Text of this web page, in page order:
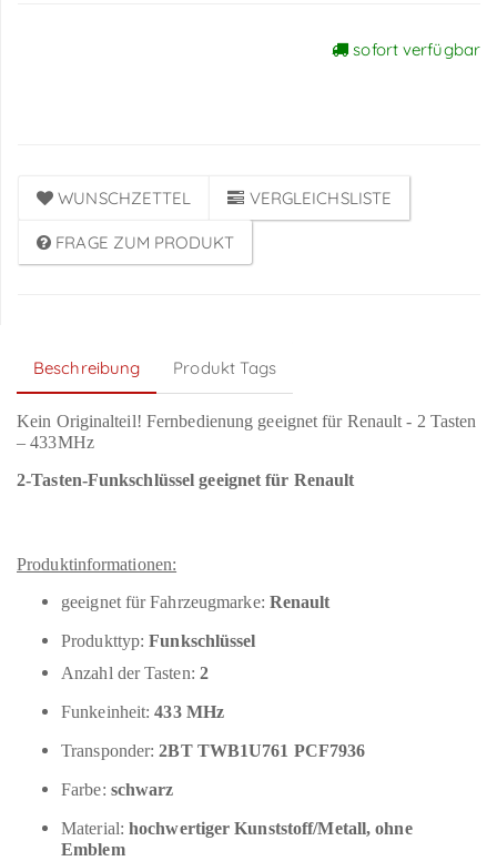
sofort verfügbar
WUNSCHZETTEL VERGLEICHSLISTE
FRAGE ZUM PRODUKT
Beschreibung Produkt Tags
Kein Originalteil! Fernbedienung geeignet für Renault - 2 Tasten
– 433MHz
2-Tasten-Funkschlüssel geeignet für Renault
Produktinformationen:
geeignet für Fahrzeugmarke: Renault
Produkttyp:Funkschlüssel
Anzahl der Tasten: 2
Funkeinheit:433 MHz
Transponder:2BT TWB1U761 PCF7936
Farbe: schwarz
Material: hochwertiger Kunststoff/Metall, ohne
Emblem